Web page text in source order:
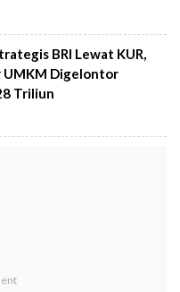
BRI Lewat KUR,
UMKM Digelontor
Triliun